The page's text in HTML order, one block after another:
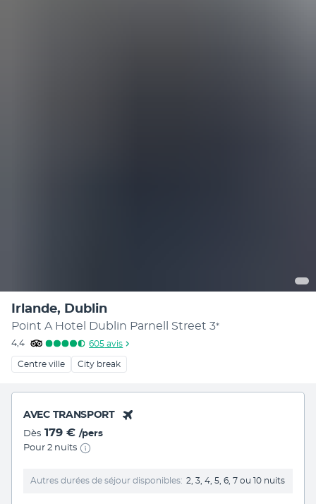
Irlande, Dublin
Point A Hotel Dublin Parnell Street 3*
4,4 605 avis
Centre ville City break
AVEC TRANSPORT
Dès 179 € /pers
Pour 2 nuits
Autres durées de séjour disponibles 2, 3, 4, 5, 6, 7 ou 10 nuits